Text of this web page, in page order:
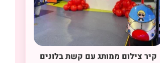
קיר צילום ממותג עם קשת בלונים